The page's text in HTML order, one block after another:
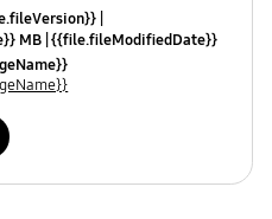
MB {{file.fileModifiedDate}}